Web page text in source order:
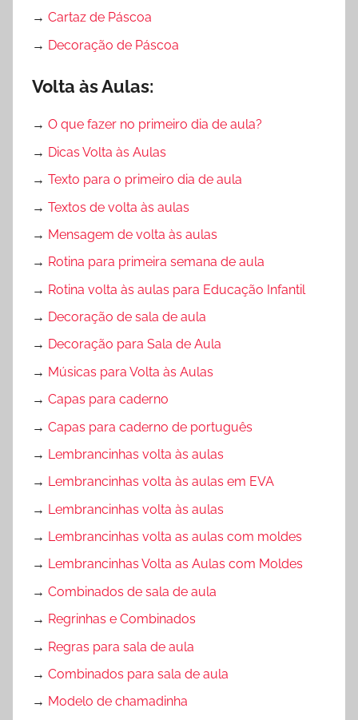
→ Cartaz de Páscoa
→ Decoração de Páscoa
Volta às Aulas:
→ O que fazer no primeiro dia de aula?
→ Dicas Volta às Aulas
→ Texto para o primeiro dia de aula
→ Textos de volta às aulas
→ Mensagem de volta às aulas
→ Rotina para primeira semana de aula
→ Rotina volta às aulas para Educação Infantil
→ Decoração de sala de aula
→ Decoração para Sala de Aula
→ Músicas para Volta às Aulas
→ Capas para caderno
→ Capas para caderno de português
→ Lembrancinhas volta às aulas
→ Lembrancinhas volta às aulas em EVA
→ Lembrancinhas volta às aulas
→ Lembrancinhas volta as aulas com moldes
→ Lembrancinhas Volta as Aulas com Moldes
→ Combinados de sala de aula
→ Regrinhas e Combinados
→ Regras para sala de aula
→ Combinados para sala de aula
→ Modelo de chamadinha